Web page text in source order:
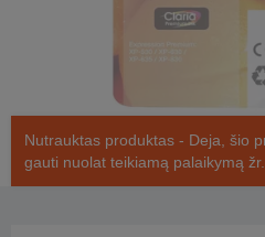
Nutrauktas produktas - Deja, šio
gauti nuolat teikiamą palaikymą žr.